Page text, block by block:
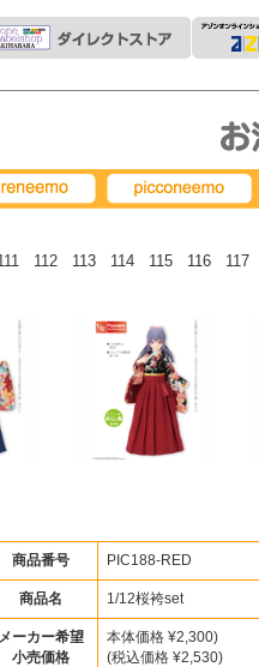
112 113 114 115 116 117
商品番号 PIC188-RED
商品名 1/12桜袴set
メーカー希望
小売価格
本体価格 ¥2,300)
(税込価格 ¥2,530)